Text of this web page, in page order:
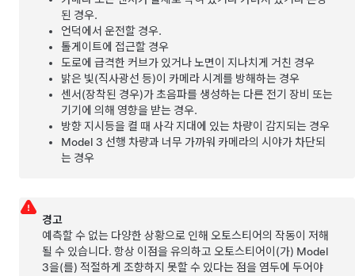
된 경우.
언덕에서 운전할 경우.
톨게이트에 접근할 경우
도로에 급격한 커브가 있거나 노면이 지나치게 거친 경우
밝은 빛(직사광선 등)이 카메라 시계를 방해하는 경우
센서(장착된 경우)가 초음파를 생성하는 다른 전기 장비 또는
기기에 의해 영향을 받는 경우.
방향 지시등을 켤 때 사각 지대에 있는 차량이 감지되는 경우
Model 3 선행 차량과 너무 가까워 카메라의 시야가 차단되
는 경우
경고
예측할 수 없는 다양한 상황으로 인해오토스티어의 작동이 저해
될 수 있습니다. 항상 이점을 유의하고오토스티어 이(가) Model
3을(를) 적절하게 조향하지 못할 수 있다는 점을 염두에 두어야